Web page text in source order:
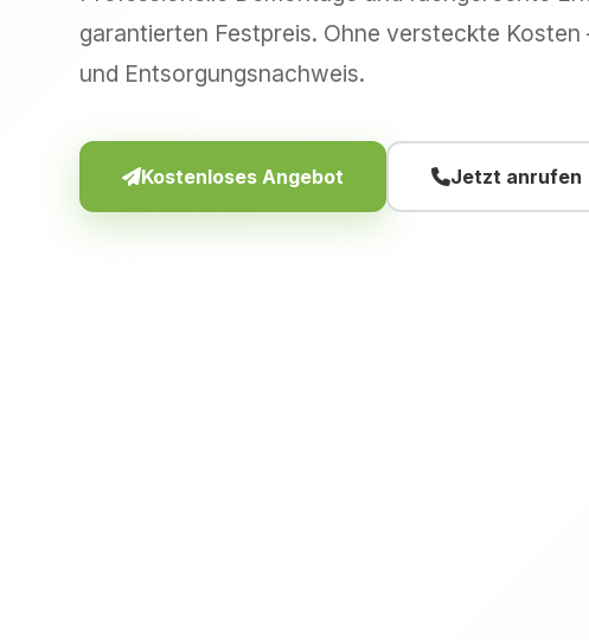
garantierten Festpreis. Ohne versteckte Kosten
und Entsorgungsnachweis.
Kostenloses Angebot Jetzt anrufen